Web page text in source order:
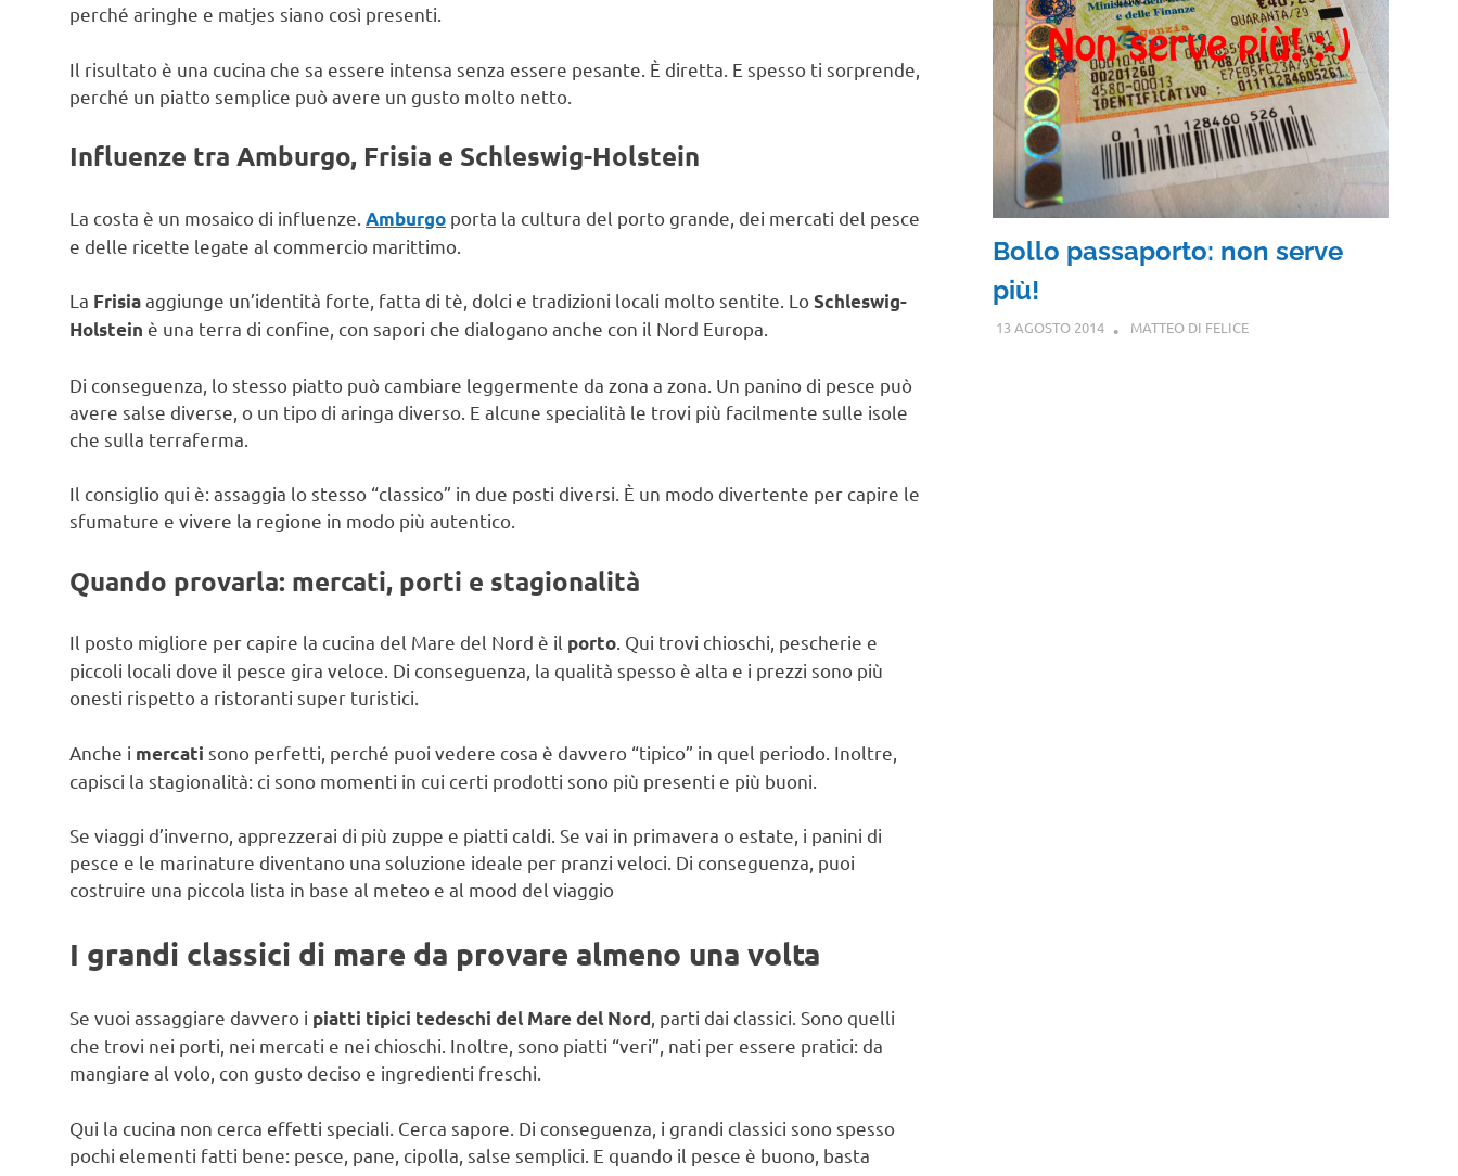
perché aringhe e matjes siano così presenti.
Il risultato è una cucina che sa essere intensa senza essere pesante. È diretta. E spesso ti sorprende,
perché un piatto semplice può avere un gusto molto netto.
Influenze tra Amburgo, Frisia e Schleswig-Holstein
La costa è un mosaico di influenze. Amburgo porta la cultura del porto grande, dei mercati del pesce
e delle ricette legate al commercio marittimo.
La Frisiaaggiunge un’identità forte, fatta di tè, dolci e tradizioni locali molto sentite. LoSchleswig-
Holstein è una terra di confine, con sapori che dialogano anche con il Nord Europa.
Di conseguenza, lo stesso piatto può cambiare leggermente da zona a zona. Un panino di pesce può
avere salse diverse, o un tipo di aringa diverso. E alcune specialità le trovi più facilmente sulle isole
che sulla terraferma.
Il consiglio qui è: assaggia lo stesso “classico” in due posti diversi. È un modo divertente per capire le
sfumature e vivere la regione in modo più autentico.
Quando provarla: mercati, porti e stagionalità
Il posto migliore per capire la cucina del Mare del Nord è il porto. Qui trovi chioschi, pescherie e
piccoli locali dove il pesce gira veloce. Di conseguenza, la qualità spesso è alta e i prezzi sono più
onesti rispetto a ristoranti super turistici.
Anche i mercati sono perfetti, perché puoi vedere cosa è davvero “tipico” in quel periodo. Inoltre,
capisci la stagionalità: ci sono momenti in cui certi prodotti sono più presenti e più buoni.
Se viaggi d’inverno, apprezzerai di più zuppe e piatti caldi. Se vai in primavera o estate, i panini di
pesce e le marinature diventano una soluzione ideale per pranzi veloci. Di conseguenza, puoi
costruire una piccola lista in base al meteo e al mood del viaggio
I grandi classici di mare da provare almeno una volta
Se vuoi assaggiare davvero i piatti tipici tedeschi del Mare del Nord, parti dai classici. Sono quelli
che trovi nei porti, nei mercati e nei chioschi. Inoltre, sono piatti “veri”, nati per essere pratici: da
mangiare al volo, con gusto deciso e ingredienti freschi.
Qui la cucina non cerca effetti speciali. Cerca sapore. Di conseguenza, i grandi classici sono spesso
pochi elementi fatti bene: pesce, pane, cipolla, salse semplici. E quando il pesce è buono, basta
Bollo passaporto: non serve
più!
13 AGOSTO 2014 MATTEO DI FELICE